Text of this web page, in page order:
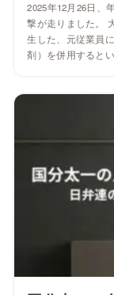
2025年12月26日、
撃が走りました。
生した、元従業員
剤）を併用すると